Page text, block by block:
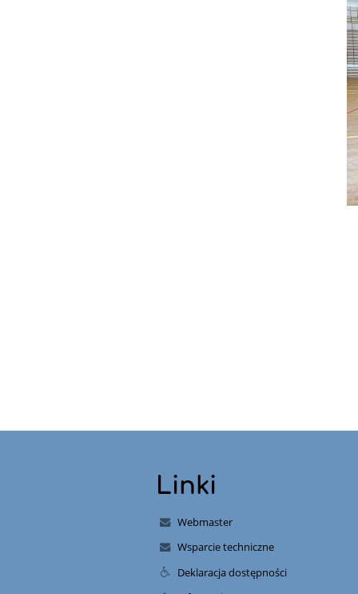
Linki
Webmaster
Wsparcie techniczne
Deklaracja dostępności